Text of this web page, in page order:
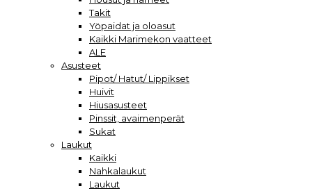
Takit
Yöpaidat ja oloasut
Kaikki Marimekon vaatteet
ALE
Asusteet
Pipot/ Hatut/ Lippikset
Huivit
Hiusasusteet
Pinssit, avaimenperät
Sukat
Laukut
Kaikki
Nahkalaukut
Laukut